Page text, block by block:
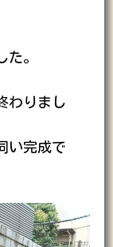
。
わりまし
い完成で